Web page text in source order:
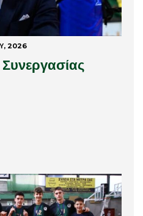
2026